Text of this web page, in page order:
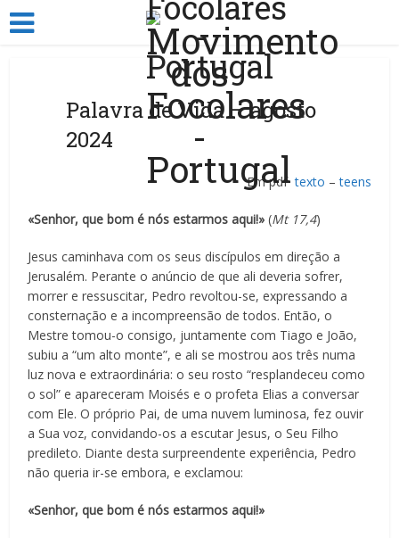
Palavra de Vida – agosto
2024
Em pdftexto –teens
«Senhor, que bom é nós estarmos aqui!» (Mt 17,4)
Jesus caminhava com os seus discípulos em direção a
Jerusalém. Perante o anúncio de que ali deveria sofrer,
morrer e ressuscitar, Pedro revoltou-se, expressando a
consternação e a incompreensão de todos. Então, o
Mestre tomou-o consigo, juntamente com Tiago e João,
subiu a “um alto monte”, e ali se mostrou aos três numa
luz nova e extraordinária: o seu rosto “resplandeceu como
o sol” e apareceram Moisés e o profeta Elias a conversar
com Ele. O próprio Pai, de uma nuvem luminosa, fez ouvir
a Sua voz, convidando-os a escutar Jesus, o Seu Filho
predileto. Diante desta surpreendente experiência, Pedro
não queria ir-se embora, e exclamou:
«Senhor, que bom é nós estarmos aqui!»